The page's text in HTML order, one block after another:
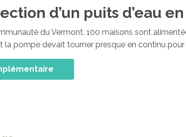
d’un puits d’eau
du Vermont, 100 maisons sont
la pompe devait tourner presque en continu